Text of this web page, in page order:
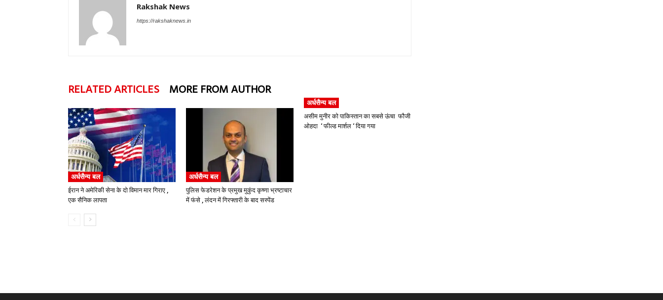
Rakshak News
https://rakshaknews.in
RELATED ARTICLES MORE FROM AUTHOR
अर्धसैन्य बल
ईरान ने अमेरिकी सेना के दो विमान मार गिराए ,
एक सैनिक लापता
अर्धसैन्य बल
पुलिस फेडरेशन के प्रमुख मुकुंद कृष्णा भ्रष्टाचार
में फंसे , लंदन में गिरफ्तारी के बाद सस्पेंड
अर्धसैन्य बल
असीम मुनीर को पाकिस्तान का सबसे ऊंचा फौजी
ओहदा ‘ फील्ड मार्शल ‘ दिया गया